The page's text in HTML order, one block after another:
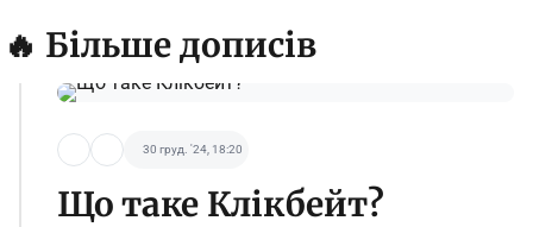
🔥 Більше дописів
30 груд. '24, 18:20
Що таке Клікбейт?